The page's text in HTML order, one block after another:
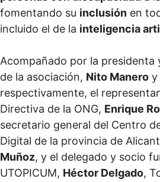
fomentando su inclusión en
incluido el de la inteligencia
Acompañado por la presidenta
de la asociación, Nito Manero y
respectivamente, el
Directiva de la ONG, Enrique
secretario general del Centro
Digital de la provincia de
Muñoz, y el delegado y socio
UTOPICUM, Héctor Delgado,